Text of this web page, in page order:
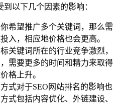
以下几个因素的影响：
希望推广多个关键词，那么需
入，相应地价格也会更高。
关键词所在的行业竞争激烈，
需要更多的时间和精力来取得
格上升。
式对于SEO网站排名的影响也
式包括内容优化、外链建设、